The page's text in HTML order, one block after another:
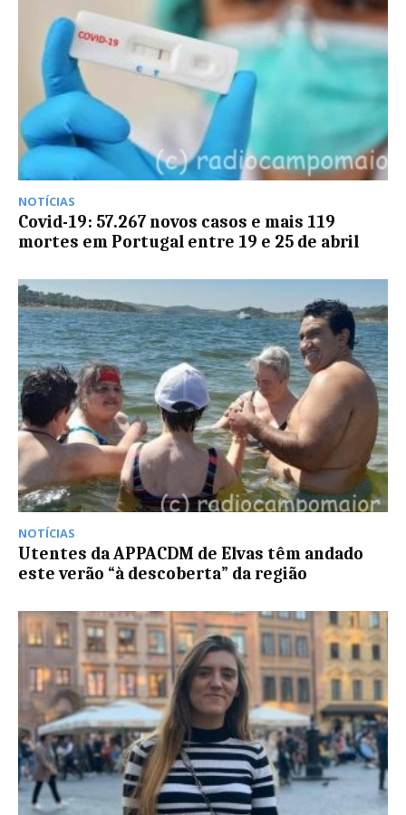
NOTÍCIAS
Covid-19: 57.267 novos casos e mais 119
mortes em Portugal entre 19 e 25 de abril
NOTÍCIAS
Utentes da APPACDM de Elvas têm andado
este verão “à descoberta” da região